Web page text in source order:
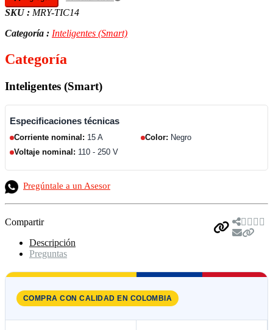
SKU : MRY-TIC14
Categoría : Inteligentes (Smart)
Categoría
Inteligentes (Smart)
Especificaciones técnicas
Corriente nominal: 15 A Color: Negro
Voltaje nominal: 110 - 250 V
Pregúntale a un Asesor
Compartir
Descripción
Preguntas
COMPRA CON CALIDAD EN COLOMBIA